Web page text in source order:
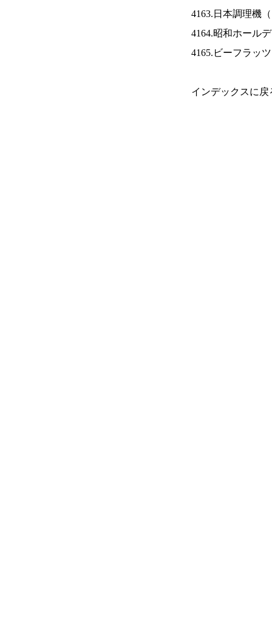
4163.日本調理機（
4164.昭和ホール
4165.ビーフラッ
インデックスに戻